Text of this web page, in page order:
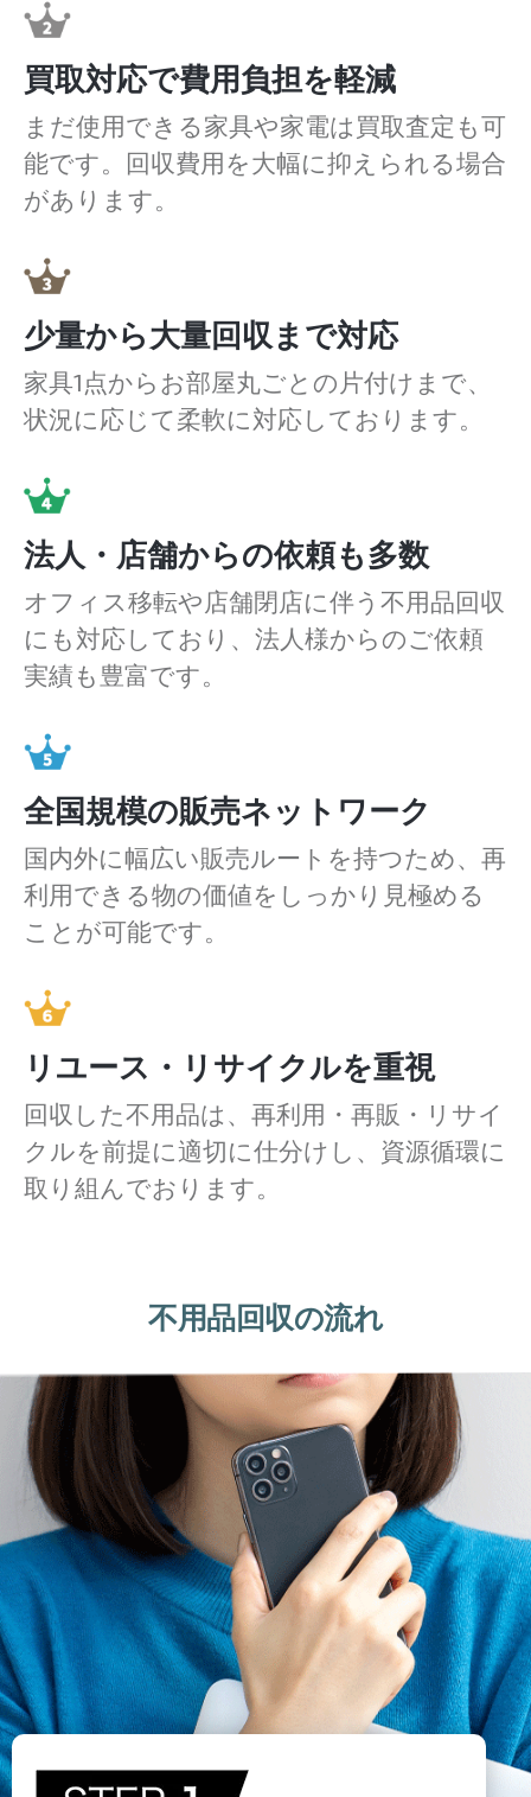
買取対応で費用負担を軽減
まだ使用できる家具や家電は買取査定も可
能です。回収費用を大幅に抑えられる場合
があります。
少量から大量回収まで対応
家具1点からお部屋丸ごとの片付けまで、
状況に応じて柔軟に対応しております。
法人・店舗からの依頼も多数
オフィス移転や店舗閉店に伴う不用品回収
にも対応しており、法人様からのご依頼
実績も豊富です。
全国規模の販売ネットワーク
国内外に幅広い販売ルートを持つため、再
利用できる物の価値をしっかり見極める
ことが可能です。
リユース・リサイクルを重視
回収した不用品は、再利用・再販・リサイ
クルを前提に適切に仕分けし、資源循環に
取り組んでおります。
不用品回収の流れ